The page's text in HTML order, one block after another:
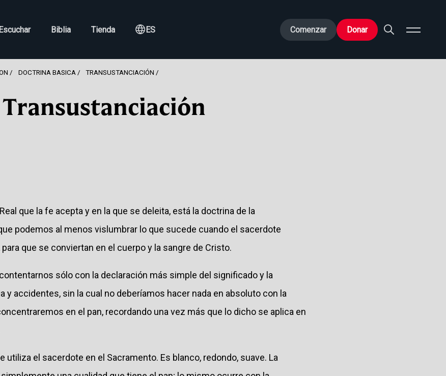
Escuchar Biblia Tienda ES Comenzar Donar
DOCTRINA BASICA TRANSUSTANCIACIÓN
Transustanciación
que la fe acepta y en la que se deleita, está la doctrina de la
podemos al menos vislumbrar lo que sucede cuando el sacerdote
que se conviertan en el cuerpo y la sangre de Cristo.
sólo con la declaración más simple del significado y la
y accidentes, sin la cual no deberíamos hacer nada en absoluto con la
en el pan, recordando una vez más que lo dicho se aplica en
utiliza el sacerdote en el Sacramento. Es blanco, redondo, suave. La